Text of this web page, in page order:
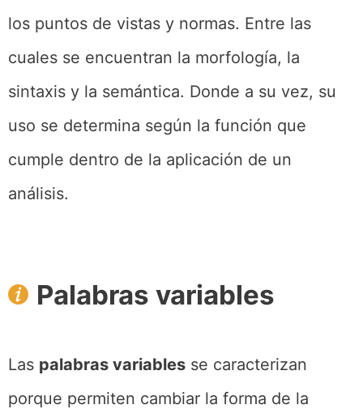
los puntos de vistas y normas. Entre las
cuales se encuentran la morfología, la
sintaxis y la semántica. Donde a su vez, su
uso se determina según la función que
cumple dentro de la aplicación de un
análisis.
Palabras variables
Las palabras variables se caracterizan
porque permiten cambiar la forma de la